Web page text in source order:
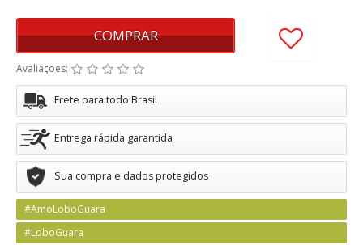
COMPRAR
Avaliações:
Frete para todo Brasil
Entrega rápida garantida
Sua compra e dados protegidos
#AmoLoboGuara
#LoboGuara